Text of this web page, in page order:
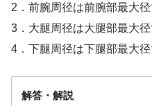
2．前腕周径は前腕部最大径
3．大腿周径は大腿部最大径
4．下腿周径は下腿部最大径
解答・解説